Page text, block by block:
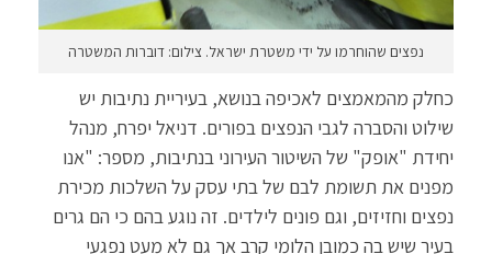
נפצים שהוחרמו על ידי משטרת ישראל. צילום: דוברות המשטרה
כחלק מהמאמצים לאכיפה בנושא, בעיריית נתיבות יש
שילוט והסברה לגבי הנפצים בפורים. דניאל יפרח, מנהל
יחידת "אופק" של השיטור העירוני בנתיבות, מספר: "אנו
מפנים את תשומת לבם של בתי עסק על השלכות מכירת
נפצים וחזיזים, וגם פונים לילדים. זה נוגע בהם כי הם גרים
בעיר שיש בה כמובן הלומי קרב אך גם לא מעט נפגעי